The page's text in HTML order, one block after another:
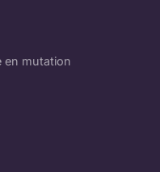
en mutation